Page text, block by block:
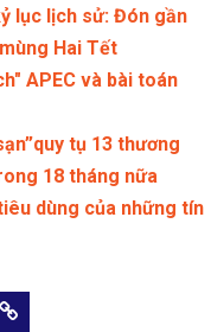
lục lịch sử: Đón gần
Hai Tết
APEC và bài toán
tụ 13 thương
18 tháng nữa
dùng của những tín